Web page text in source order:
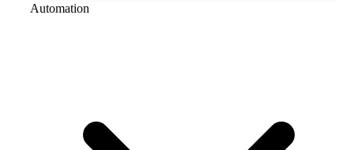
Automation